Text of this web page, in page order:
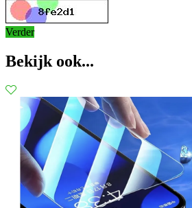
Verder
Bekijk ook...